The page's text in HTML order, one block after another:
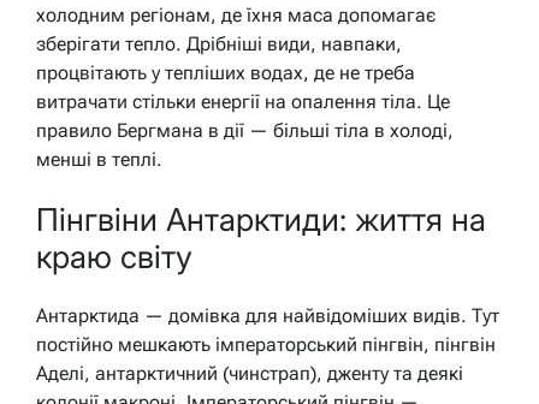
холодним регіонам, де їхня маса допомагає
зберігати тепло. Дрібніші види, навпаки,
процвітають у тепліших водах, де не треба
витрачати стільки енергії на опалення тіла. Це
правило Бергмана в дії — більші тіла в холоді,
менші в теплі.
Пінгвіни Антарктиди: життя на
краю світу
Антарктида — домівка для найвідоміших видів. Тут
постійно мешкають імператорський пінгвін, пінгвін
Аделі, антарктичний (чинстрап), дженту та деякі